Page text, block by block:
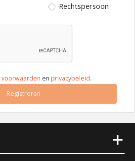
Rechtspersoon
en privacybeleid.
Registreren
+